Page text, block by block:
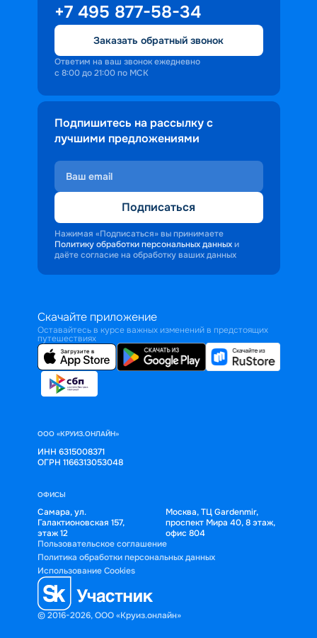
+7 495 877-58-34
Заказать обратный звонок
Ответим на ваш звонок ежедневно
с 8:00 до 21:00 по МСК
Подпишитесь на рассылку с
лучшими предложениями
Подписаться
Нажимая «Подписаться» вы принимаете
Политику обработки персональных данных и
даёте согласие на обработку ваших данных
Скачайте приложение
Оставайтесь в курсе важных изменений в предстоящих
путешествиях
ООО «КРУИЗ.ОНЛАЙН»
ИНН 6315008371
ОГРН 1166313053048
ОФИСЫ
Самара, ул.
Галактионовская 157,
этаж 12
Москва, ТЦ Gardenmir,
проспект Мира 40, 8 этаж,
офис 804
© 2016-2026, ООО «Круиз.онлайн»
Пользовательское соглашение
Политика обработки персональных данных
Использование Cookies